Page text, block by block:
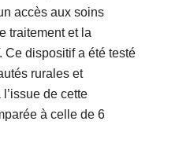
accès aux soins
traitement et la
Ce dispositif a été testé
rurales et
l’issue de cette
à celle de 6